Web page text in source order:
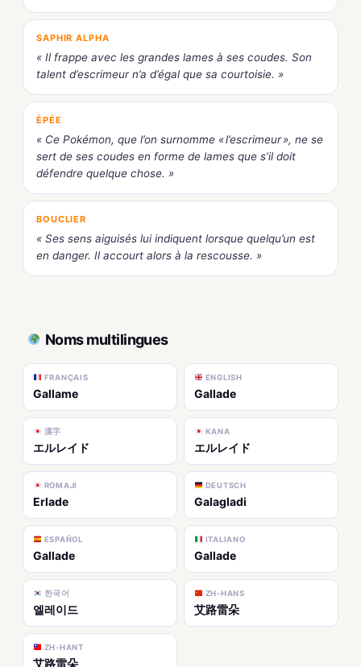
SAPHIR ALPHA
« Il frappe avec les grandes lames à ses coudes. Son
talent d’escrimeur n’a d’égal que sa courtoisie. »
ÉPÉE
« Ce Pokémon, que l’on surnomme « l’escrimeur », ne se
sert de ses coudes en forme de lames que s’il doit
défendre quelque chose. »
BOUCLIER
« Ses sens aiguisés lui indiquent lorsque quelqu’un est
en danger. Il accourt alors à la rescousse. »
Noms multilingues
FRANÇAIS
Gallame
ENGLISH
Gallade
漢字
エルレイド
KANA
エルレイド
ROMAJI
Erlade
DEUTSCH
Galagladi
ESPAÑOL
Gallade
ITALIANO
Gallade
한국어
엘레이드
ZH-HANS
艾路雷朵
ZH-HANT
艾路雷朵